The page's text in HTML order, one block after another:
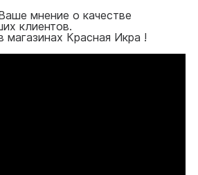
мнение о качестве
клиентов.
Красная Икра !